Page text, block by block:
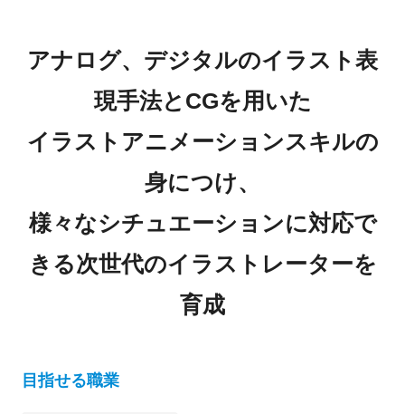
アナログ、デジタルのイラスト表
現手法とCGを用いた
イラストアニメーションスキルの
身につけ、
様々なシチュエーションに対応で
きる次世代のイラストレーターを
育成
目指せる職業